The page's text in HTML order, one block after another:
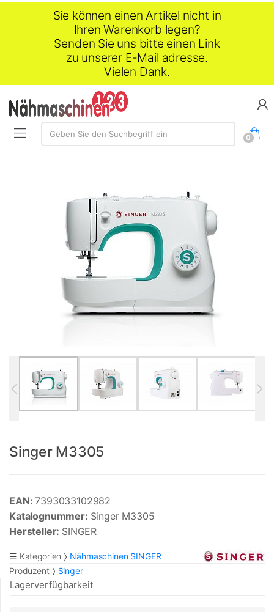
Sie können einen Artikel nicht in
Ihren Warenkorb legen?
Senden Sie uns bitte einen Link
zu unserer E-Mail adresse.
Vielen Dank.
Suche:
Geben Sie den Suchbegriff ein
0
Singer M3305
EAN: 7393033102982
Katalognummer: Singer M3305
Hersteller: SINGER
☰ Kategorien
Nähmaschinen SINGER
Produzent
Singer
Lagerverfügbarkeit